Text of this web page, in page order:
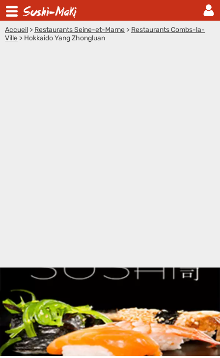
Accueil > Restaurants Seine-et-Marne > Restaurants Combs-la-
Ville > Hokkaido Yang Zhongluan